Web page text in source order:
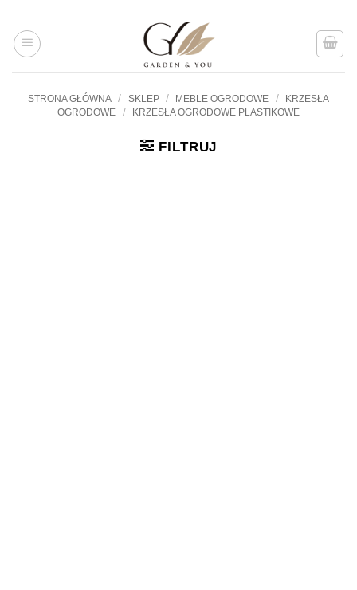
treści
STRONA GŁÓWNA / SKLEP / MEBLE OGRODOWE /
KRZESŁA
OGRODOWE
/ KRZESŁA OGRODOWE PLASTIKOWE
FILTRUJ